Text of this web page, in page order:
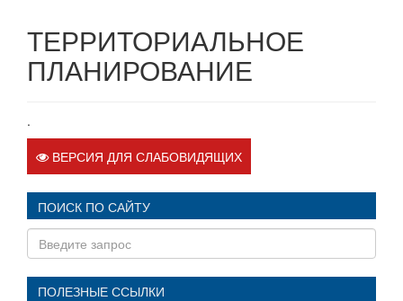
ТЕРРИТОРИАЛЬНОЕ
ПЛАНИРОВАНИЕ
.
ВЕРСИЯ ДЛЯ СЛАБОВИДЯЩИХ
ПОИСК ПО САЙТУ
ПОЛЕЗНЫЕ ССЫЛКИ